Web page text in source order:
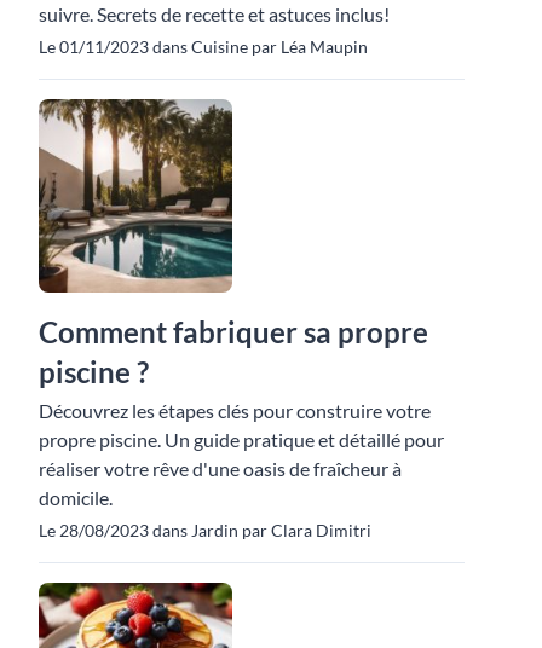
suivre. Secrets de recette et astuces inclus!
Le 01/11/2023 dans Cuisine par Léa Maupin
Comment fabriquer sa propre
piscine ?
Découvrez les étapes clés pour construire votre
propre piscine. Un guide pratique et détaillé pour
réaliser votre rêve d'une oasis de fraîcheur à
domicile.
Le 28/08/2023 dans Jardin par Clara Dimitri